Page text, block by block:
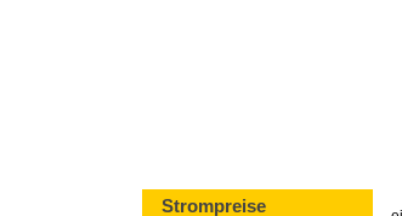
Strompreise